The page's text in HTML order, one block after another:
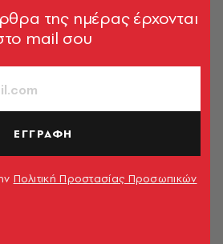
της ημέρας έρχονται
mail σου
ΕΓΓΡΑΦΗ
Πολιτική Προστασίας Προσωπικών